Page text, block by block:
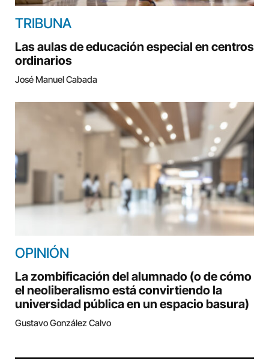
TRIBUNA
Las aulas de educación especial en centros
ordinarios
José Manuel Cabada
OPINIÓN
La zombificación del alumnado (o de cómo
el neoliberalismo está convirtiendo la
universidad pública en un espacio basura)
Gustavo González Calvo